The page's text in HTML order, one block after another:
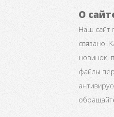
О
Наш сайт
связано.
новинок,
файлы